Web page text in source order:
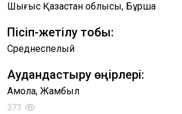
Шығыс Қазақстан облысы, Бұршақ
Пісіп-жетілу тобы:
Среднеспелый
Аудандастыру өңірлері:
Ақмола, Жамбыл
373